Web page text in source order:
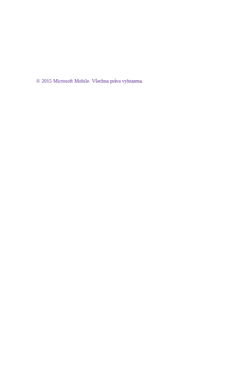
© 2015 Microsoft Mobile. Všechna práva vyhrazena.